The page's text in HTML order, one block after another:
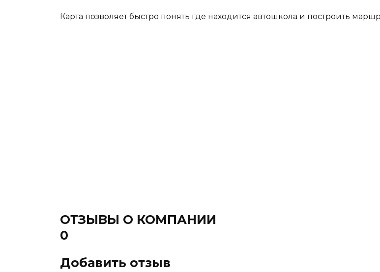
Карта позволяет быстро понять где находится автошкола и построить
ОТЗЫВЫ О КОМПАНИИ
0
Добавить отзыв